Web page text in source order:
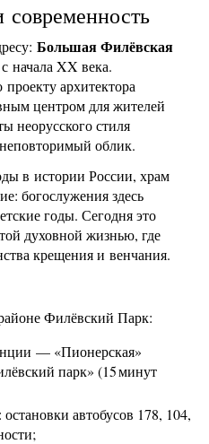
Большая Филёвская
начала XX века.
архитектора
центром для жителей
неорусского стиля
облик.
в истории России, храм
богослужения здесь
годы. Сегодня это
духовной жизнью, где
крещения и венчания.
Филёвский Парк:
— «Пионерская»
парк» (15 минут
: остановки автобусов 178, 104,